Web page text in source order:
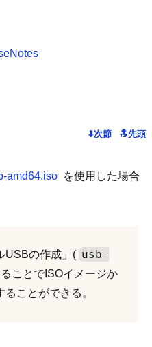
amd64.iso を使用した場合
USBの作成」( usb-
ことでISOイメージか
ことができる。